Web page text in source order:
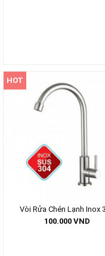
HOT
Vòi Rửa Chén Lạnh Inox
100.000 VND